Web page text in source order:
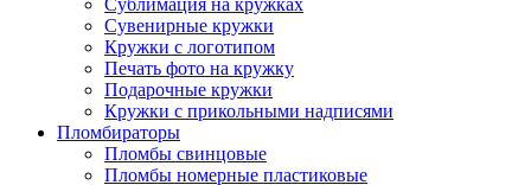
Сувенирные кружки
Кружки с логотипом
Печать фото на кружку
Подарочные кружки
Кружки с прикольными надписями
Пломбираторы
Пломбы свинцовые
Пломбы номерные пластиковые